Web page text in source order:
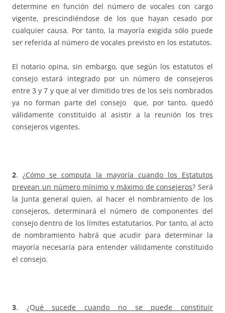
determine en función del número de vocales con cargo
vigente, prescindiéndose de los que hayan cesado por
cualquier causa. Por tanto, la mayoría exigida sólo puede
ser referida al número de vocales previsto en los estatutos.
El notario opina, sin embargo, que según los estatutos el
consejo estará integrado por un número de consejeros
entre 3 y 7 y que al ver dimitido tres de los seis nombrados
ya no forman parte del consejo que, por tanto, quedó
válidamente constituido al asistir a la reunión los tres
consejeros vigentes.
2. ¿Cómo se computa la mayoría cuando los Estatutos
prevean un número mínimo y máximo de consejeros? Será
la Junta general quien, al hacer el nombramiento de los
consejeros, determinará el número de componentes del
consejo dentro de los límites estatutarios. Por tanto, al acto
de nombramiento habrá que acudir para determinar la
mayoría necesaria para entender válidamente constituido
el consejo.
3. ¿Qué sucede cuando no se puede constituir